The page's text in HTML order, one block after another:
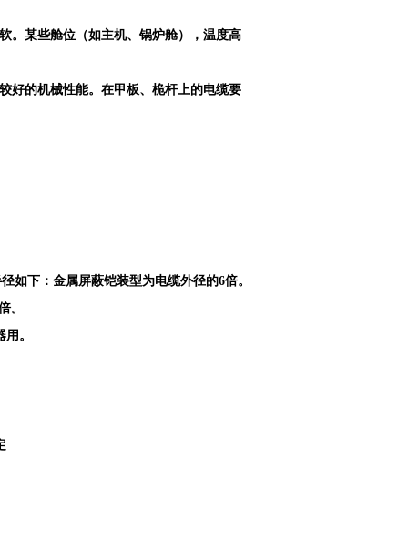
。某些舱位（如主机、锅炉舱），温度高
好的机械性能。在甲板、桅杆上的电缆要
如下：金属屏蔽铠装型为电缆外径的6倍。
。
。